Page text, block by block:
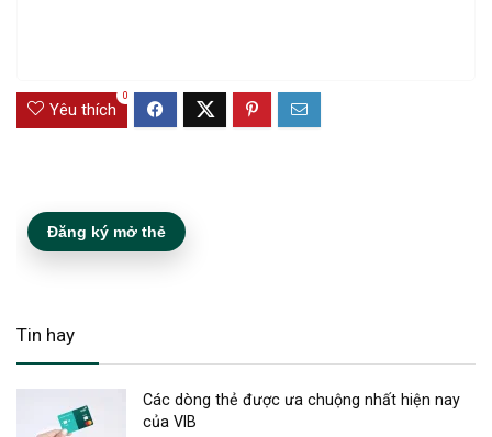
Yêu thích
0
Đăng ký mở thẻ
Tin hay
Các dòng thẻ được ưa chuộng nhất hiện nay
của VIB